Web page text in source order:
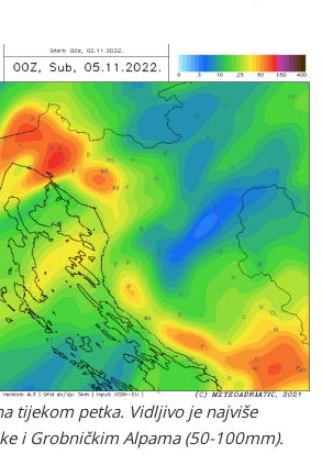
tijekom petka. Vidljivo je najviše
i Grobničkim Alpama (50-100mm).